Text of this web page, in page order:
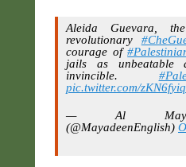
Aleida Guevara,
revolutionary
courage of
jails as
invincible.
pic.twitter.com/
— Al
(@MayadeenEnglish)